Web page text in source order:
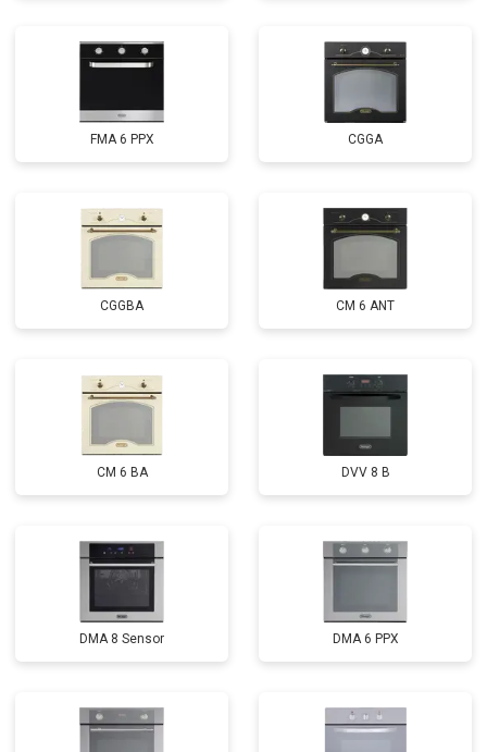
FMA 6 PPX CGGA
CGGBA CM 6 ANT
CM 6 BA DVV 8 B
DMA 8 Sensor DMA 6 PPX